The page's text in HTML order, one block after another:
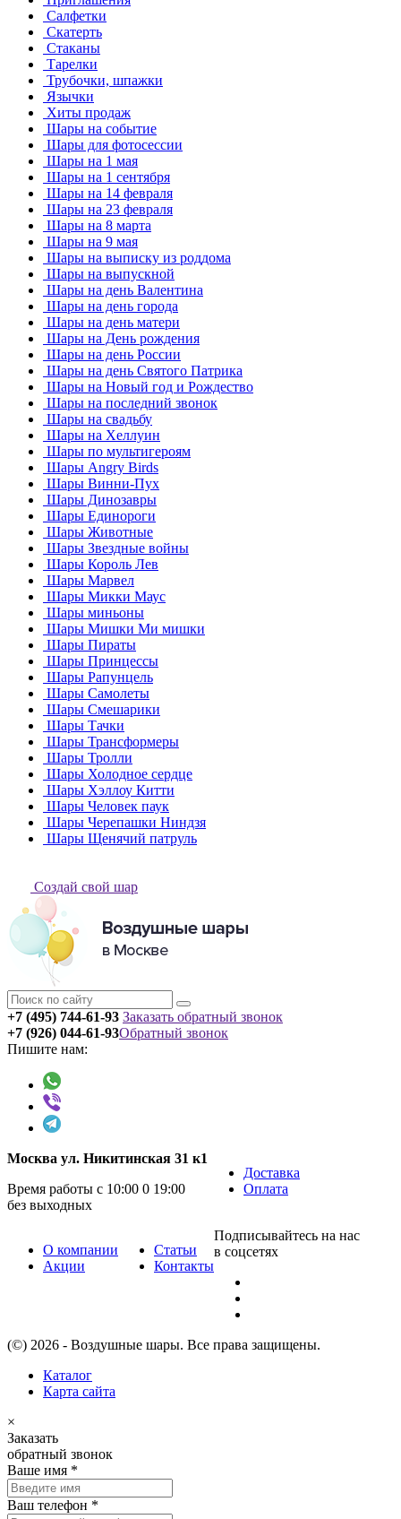
Салфетки
Скатерть
Стаканы
Тарелки
Трубочки, шпажки
Язычки
Хиты продаж
Шары на событие
Шары для фотосессии
Шары на 1 мая
Шары на 1 сентября
Шары на 14 февраля
Шары на 23 февраля
Шары на 8 марта
Шары на 9 мая
Шары на выписку из роддома
Шары на выпускной
Шары на день Валентина
Шары на день города
Шары на день матери
Шары на День рождения
Шары на день России
Шары на день Святого Патрика
Шары на Новый год и Рождество
Шары на последний звонок
Шары на свадьбу
Шары на Хеллуин
Шары по мультигероям
Шары Angry Birds
Шары Винни-Пух
Шары Динозавры
Шары Единороги
Шары Животные
Шары Звездные войны
Шары Король Лев
Шары Марвел
Шары Микки Маус
Шары миньоны
Шары Мишки Ми мишки
Шары Пираты
Шары Принцессы
Шары Рапунцель
Шары Самолеты
Шары Смешарики
Шары Тачки
Шары Трансформеры
Шары Тролли
Шары Холодное сердце
Шары Хэллоу Китти
Шары Человек паук
Шары Черепашки Ниндзя
Шары Щенячий патруль
Создай свой шар
+7 (495) 744-61-93 Заказать обратный звонок
+7 (926) 044-61-93
Пишите нам:
Обратный звонок
Москва ул. Никитинская 31 к1
Время работы с 10:00 0 19:00
без выходных
Доставка
Оплата
О компании
Акции
Статьи
Контакты
Подписывайтесь на нас
в соцсетях
(©) 2026 - Воздушные шары. Все права защищены.
Каталог
Карта сайта
×
Заказать
обратный звонок
Ваше имя *
Ваш телефон *